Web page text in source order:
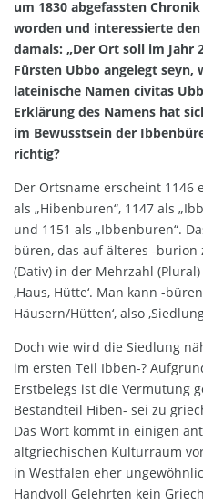
um 1830 abgefassten
worden und interessierte den
damals: „Der Ort soll im Jahr
Fürsten Ubbo angelegt seyn,
lateinische Namen civitas
Erklärung des Namens hat
im Bewusstsein der
richtig?
Der Ortsname erscheint 1146
als „Hibenburen“, 1147 als
und 1151 als „Ibbenburen“.
büren, das auf älteres -burion
(Dativ) in der Mehrzahl
‚Haus, Hütte‘. Man kann -
Häusern/Hütten‘, also
Doch wie wird die Siedlung
im ersten Teil Ibben-?
Erstbelegs ist die Vermutung
Bestandteil Hiben- sei zu
Das Wort kommt in einigen
altgriechischen Kulturraum
in Westfalen eher
Handvoll Gelehrten kein